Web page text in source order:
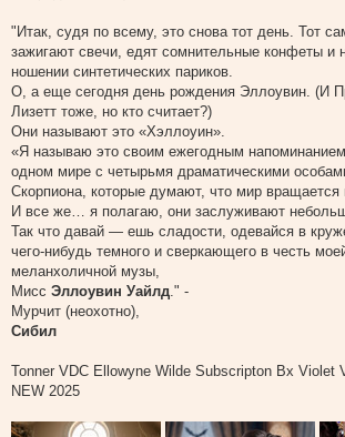
"Итак, судя по всему, это снова тот день. Тот
зажигают свечи, едят сомнительные конфеты и
ношении синтетических париков.
О, а еще сегодня день рождения Эллоувин. (И
Лизетт тоже, но кто считает?)
Они называют это «Хэллоуин».
«Я называю это своим ежегодным
одном мире с четырьмя драматическими
Скорпиона, которые думают, что мир вращается
И все же… я полагаю, они заслуживают
Так что давай — ешь сладости, одевайся в
чего-нибудь темного и сверкающего в честь
меланхоличной музы,
Мисс Эллоувин Уайлд." -
Мурчит (неохотно),
Сибил
Tonner VDC Ellowyne Wilde Subscripton Bx Violet
NEW 2025